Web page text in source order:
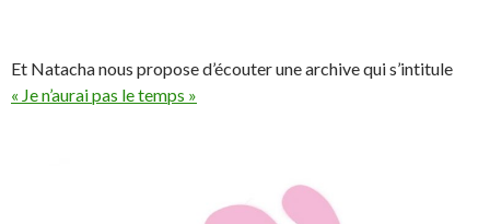
Et Natacha nous propose d’écouter une archive qui s’intitule
« Je n’aurai pas le temps »